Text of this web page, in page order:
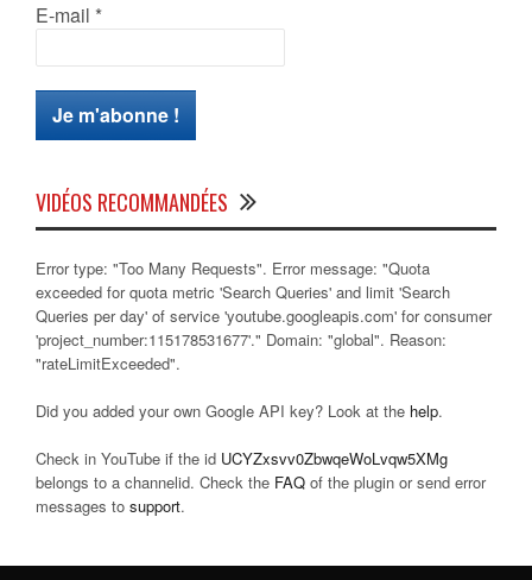
E-mail *
VIDÉOS RECOMMANDÉES
Error type: "Too Many Requests". Error message: "Quota
exceeded for quota metric 'Search Queries' and limit 'Search
Queries per day' of service 'youtube.googleapis.com' for consumer
'project_number:115178531677'." Domain: "global". Reason:
"rateLimitExceeded".
Did you added your own Google API key? Look at the help.
Check in YouTube if the id UCYZxsvv0ZbwqeWoLvqw5XMg
belongs to a channelid. Check the FAQ of the plugin or send error
messages to support.